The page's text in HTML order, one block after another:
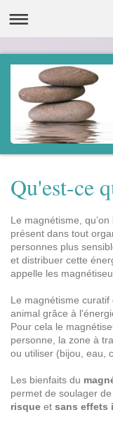
Qu'est-ce
Le magnétisme, qu’on
présent dans tout
personnes plus
et distribuer cette
appelle les
Le magnétisme
animal grâce à
Pour cela le
personne, la zone à
ou utiliser (bijou, eau,
Les bienfaits du
permet de soulager
risque et sans effets